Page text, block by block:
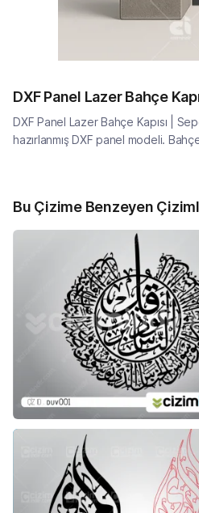
DXF Panel Lazer Bahçe
DXF Panel Lazer Bahçe Kapısı |
hazırlanmış DXF panel modeli.
Bu Çizime Benzeyen